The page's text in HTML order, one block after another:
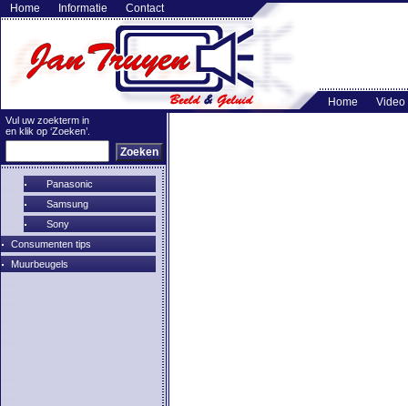
Home Informatie Contact
Home Video
Vul uw zoekterm in
en klik op ‘Zoeken’.
Panasonic
Samsung
Sony
Consumenten tips
Muurbeugels